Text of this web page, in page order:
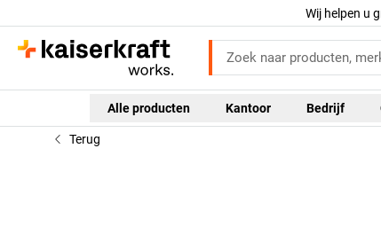
Wij helpen u
Alle producten Kantoor Bedrijf
Terug